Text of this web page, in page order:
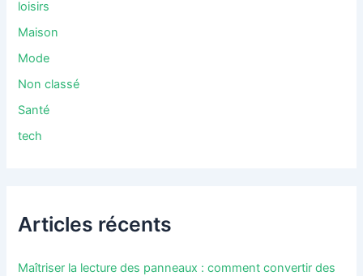
loisirs
Maison
Mode
Non classé
Santé
tech
Articles récents
Maîtriser la lecture des panneaux : comment convertir des